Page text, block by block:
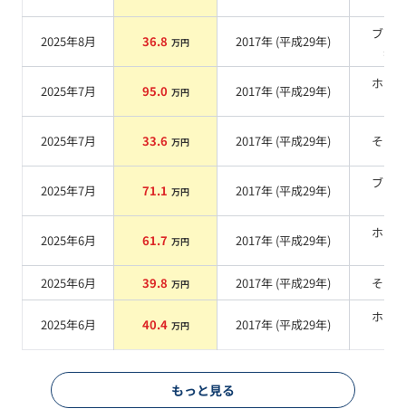
2025年8月 36.8 万円 2017年 (平成29年)
ブラ
系
2025年7月 95.0 万円 2017年 (平成29年)
ホワ
2025年7月 33.6 万円 2017年 (平成29年) その他
2025年7月 71.1 万円 2017年 (平成29年)
ブラ
2025年6月 61.7 万円 2017年 (平成29年)
ホワ
2025年6月
39.8 万円 2017年 (平成29年) その他
2025年6月 40.4 万円 2017年 (平成29年)
ホワ
もっと見る